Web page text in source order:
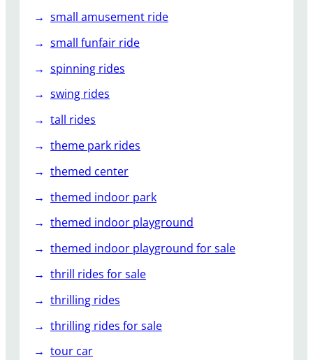
small amusement ride
small funfair ride
spinning rides
swing rides
tall rides
theme park rides
themed center
themed indoor park
themed indoor playground
themed indoor playground for sale
thrill rides for sale
thrilling rides
thrilling rides for sale
tour car